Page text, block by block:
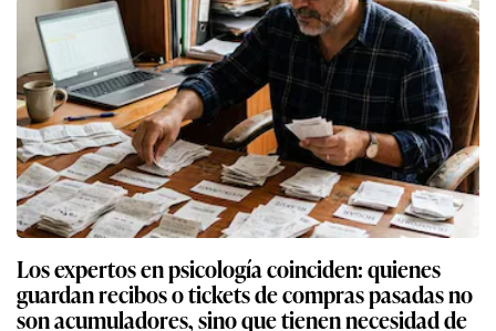
Los expertos en psicología coinciden: quienes
guardan recibos o tickets de compras pasadas no
son acumuladores, sino que tienen necesidad de